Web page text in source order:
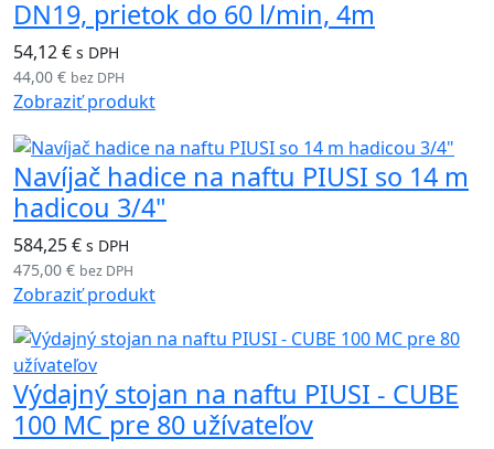
DN19, prietok do 60 l/min, 4m
54,12 € s DPH
44,00 € bez DPH
Zobraziť produkt
Navíjač hadice na naftu PIUSI so 14 m
hadicou 3/4"
584,25 € s DPH
475,00 € bez DPH
Zobraziť produkt
Výdajný stojan na naftu PIUSI - CUBE
100 MC pre 80 užívateľov